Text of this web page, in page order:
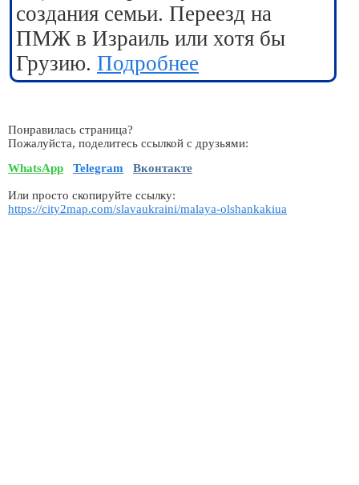
создания семьи. Переезд на
ПМЖ в Израиль или хотя бы
Грузию. Подробнее
Понравилась страница?
Пожалуйста, поделитесь ссылкой с друзьями:
WhatsApp
Telegram Вконтакте
Или просто скопируйте ссылку:
https://city2map.com/slavaukraini/malaya-olshankakiua